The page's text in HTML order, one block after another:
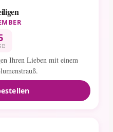
Ihren Lieben mit einem